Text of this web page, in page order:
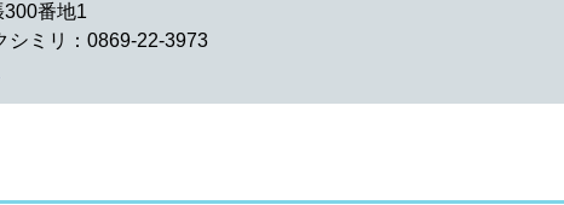
番地1
シミリ：0869-22-3973